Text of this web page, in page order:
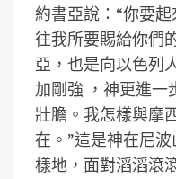
約書亞說：“你要
往我所要賜給你們
亞，也是向以色列
加剛強 ，神更進一
壯膽。我怎樣與摩
在。”這是神在尼
樣地，面對滔滔滾